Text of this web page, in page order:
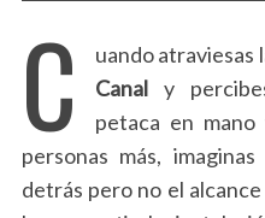
C uando atraviesas
Canaly
petaca en
personas más,
detrás pero no el